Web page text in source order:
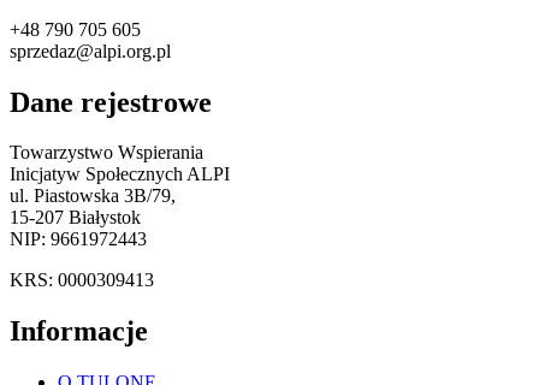
+48 790 705 605
sprzedaz@alpi.org.pl
Dane rejestrowe
Towarzystwo Wspierania
Inicjatyw Społecznych ALPI
ul. Piastowska 3B/79,
15-207 Białystok
NIP: 9661972443
KRS: 0000309413
Informacje